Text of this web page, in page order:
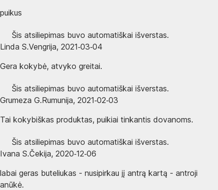
puikus
Šis atsiliepimas buvo automatiškai išverstas.
Linda S.Vengrija, 2021‑03‑04
Gera kokybė, atvyko greitai.
Šis atsiliepimas buvo automatiškai išverstas.
Grumeza G.Rumunija, 2021‑02‑03
Tai kokybiškas produktas, puikiai tinkantis dovanoms.
Šis atsiliepimas buvo automatiškai išverstas.
Ivana S.Čekija, 2020‑12‑06
labai geras buteliukas - nusipirkau jį antrą kartą - antroji
anūkė.